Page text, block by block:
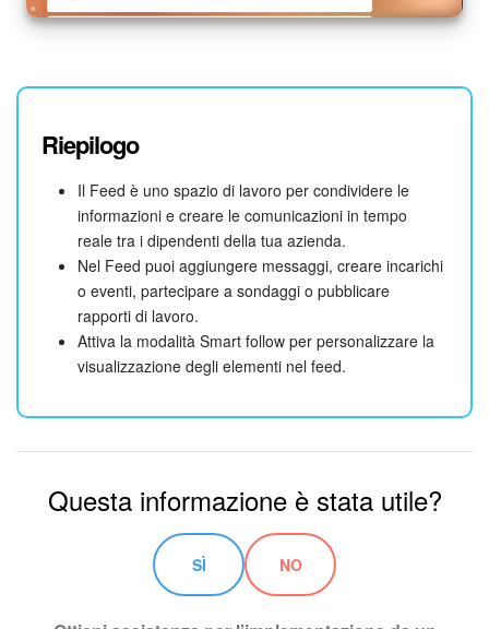
Riepilogo
Il Feed è uno spazio di lavoro per condividere le
informazioni e creare le comunicazioni in tempo
reale tra i dipendenti della tua azienda.
Nel Feed puoi aggiungere messaggi, creare incarichi
o eventi, partecipare a sondaggi o pubblicare
rapporti di lavoro.
Attiva la modalità Smart follow per personalizzare la
visualizzazione degli elementi nel feed.
Questa informazione è stata utile?
SÌ NO